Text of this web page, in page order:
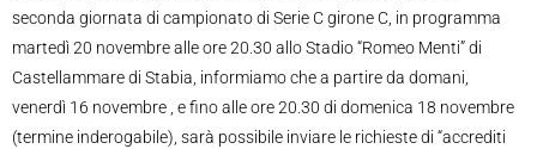
seconda giornata di campionato di Serie C girone C, in programma
martedì 20 novembre alle ore 20.30 allo Stadio “Romeo Menti” di
Castellammare di Stabia, informiamo che a partire da domani,
venerdì 16 novembre , e fino alle ore 20.30 di domenica 18 novembre
(termine inderogabile), sarà possibile inviare le richieste di “accrediti